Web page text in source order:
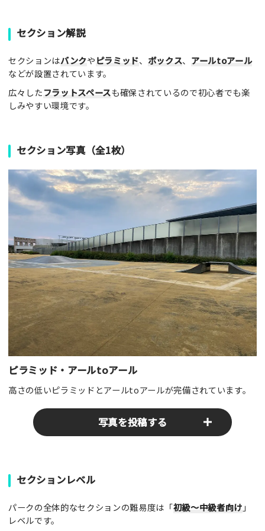
セクション解説
セクションはバンクやピラミッド、 ボックス、 アールtoアール
などが設置されています。
広々したフラットスペースも確保されているので初心者でも楽
しみやすい環境です。
セクション写真（全1枚）
ピラミッド・アールtoアール
高さの低いピラミッドとアールtoアールが完備されています。
写真を投稿する
パークやスポットの写真をぜひお送りください！あなたの写真
がみんなの参考となります！
写真
セクションレベル
パークの全体的なセクションの難易度は「初級～中級者向け 」
レベルです。